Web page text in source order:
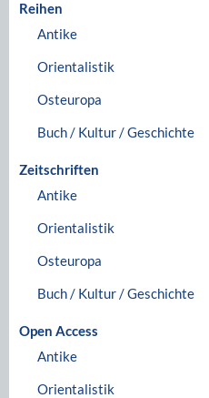
Reihen
Antike
Orientalistik
Osteuropa
Buch / Kultur / Geschichte
Zeitschriften
Antike
Orientalistik
Osteuropa
Buch / Kultur / Geschichte
Open Access
Antike
Orientalistik